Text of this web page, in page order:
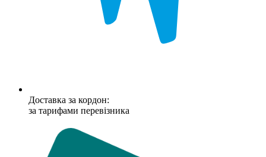
Доставка за кордон:
за тарифами перевізника